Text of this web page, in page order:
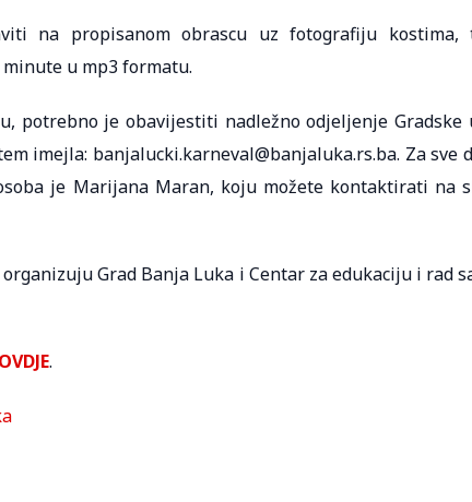
na propisanom obrascu uz fotografiju kostima,
u mp3 formatu.
potrebno je obavijestiti nadležno odjeljenje Gradske
imejla: banjalucki.karneval@banjaluka.rs.ba. Za sve
je Marijana Maran, koju možete kontaktirati na
Grad Banja Luka i Centar za edukaciju i rad
OVDJE.